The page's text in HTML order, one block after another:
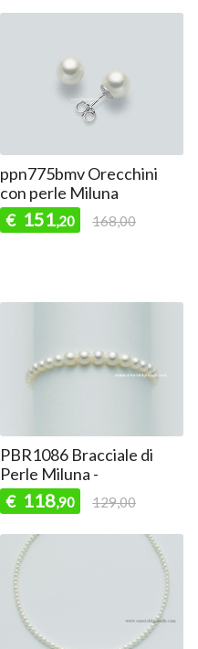
ppn775bmv Orecchini
con perle Miluna
€ 151,20 168,00
PBR1086 Bracciale di
Perle Miluna -
€ 118,90 129,00